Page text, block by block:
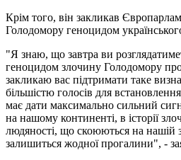
Крім того, він закликав
Голодомору геноцидом
"Я знаю, що завтра ви
геноцидом злочину Голодомору
закликаю вас підтримати таке
більшістю голосів для
має дати максимально сильний
на нашому континенті, в історії
людяності, що скоюються на нашій
залишиться жодної прогалини", -